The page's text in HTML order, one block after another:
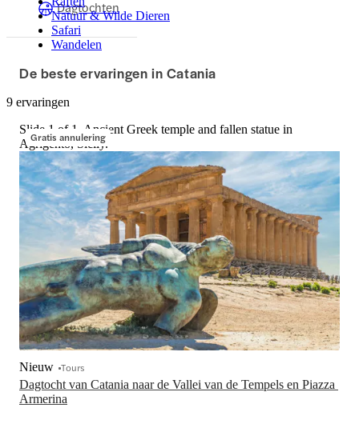
Natuur & Wilde Dieren
Safari
Wandelen
Dagtochten
De beste ervaringen in Catania
9 ervaringen
Gratis annulering
Slide 1 of 1, Ancient Greek temple and fallen statue in
Agrigento, Sicily.
Dagtocht van Catania naar de Vallei van de Tempels en Piazza
Armerina
Nieuw Tours